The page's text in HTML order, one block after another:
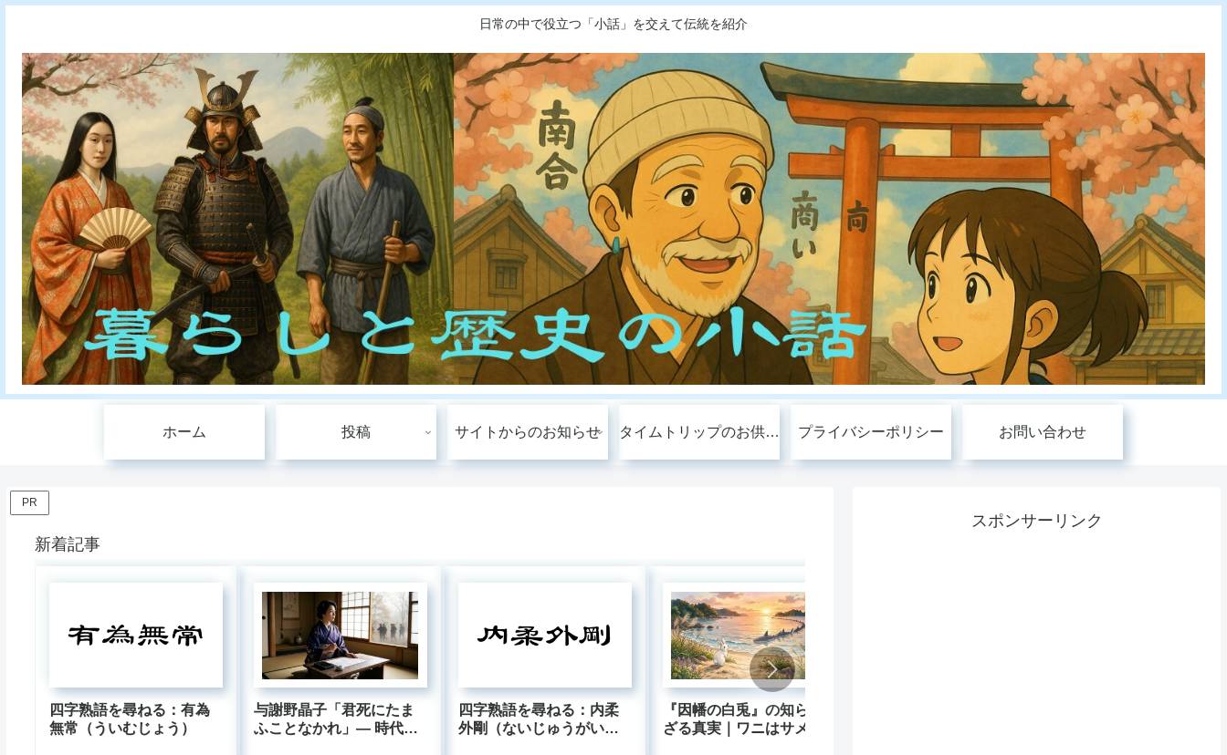
日常の中で役立つ「小話」を交えて伝統を紹介
ホーム 投稿 サイトからのお知らせ タイムトリップのお供に：リンクの小径（こみち） プライバシーポリシー お問い合わせ
PR
新着記事
四字熟語を尋ねる：有為
無常（ういむじょう）
与謝野晶子「君死にたま
ふことなかれ」― 時代に
四字熟語を尋ねる：内柔
外剛（ないじゅうがいご
『因幡の白兎』の知られ
ざる真実｜ワニはサメだ
スポンサーリンク